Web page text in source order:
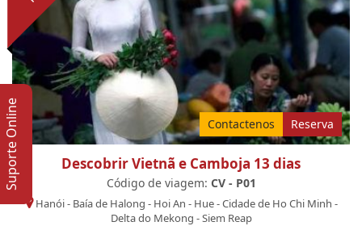
Contactenos Reserva
Descobrir Vietnã e Camboja 13 dias
Código de viagem: CV - P01
Hanói- Baía de Halong - Hoi An - Hue-Cidade de Ho Chi Minh -
Delta do Mekong -Siem Reap
Suporte Online